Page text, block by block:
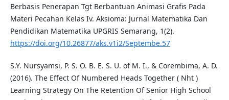
Berbasis Penerapan Tgt Berbantuan Animasi Grafis Pada
Materi Pecahan Kelas Iv. Aksioma: Jurnal Matematika Dan
Pendidikan Matematika UPGRIS Semarang, 1(2).
https://doi.org/10.26877/aks.v1i2/Septembe.57
S.Y. Nursyamsi, P. S. O. B. E. S. U. of M. I., & Corembima, A. D.
(2016). The Effect Of Numbered Heads Together ( Nht )
Learning Strategy On The Retention Of Senior High School